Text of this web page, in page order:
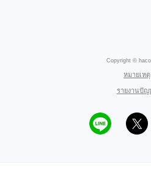
Copyright ©
หมายเหตุ
รายงานปัญ